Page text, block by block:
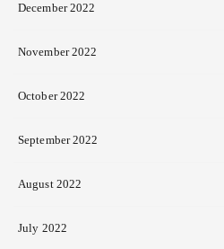
December 2022
November 2022
October 2022
September 2022
August 2022
July 2022